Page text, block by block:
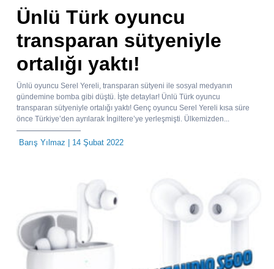
Ünlü Türk oyuncu
transparan sütyeniyle
ortalığı yaktı!
Ünlü oyuncu Serel Yereli, transparan sütyeni ile sosyal medyanın
gündemine bomba gibi düştü. İşte detaylar! Ünlü Türk oyuncu
transparan sütyeniyle ortalığı yaktı! Genç oyuncu Serel Yereli kısa süre
önce Türkiye’den ayrılarak İngiltere’ye yerleşmişti. Ülkemizden...
Barış Yılmaz | 14 Şubat 2022